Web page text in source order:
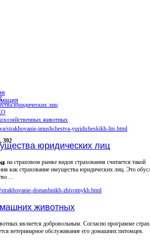
юридических лиц
животных
392
юридических лиц
страховом рынке видов страхования считается такой
как страхование имущества юридических лиц. Это
...
животных
является добровольным. Согласно программе
ветеринарное обслуживание его домашних питомцев.